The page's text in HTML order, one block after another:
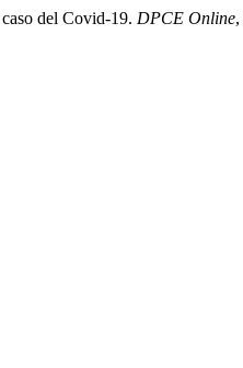
del Covid-19. DPCE Online,